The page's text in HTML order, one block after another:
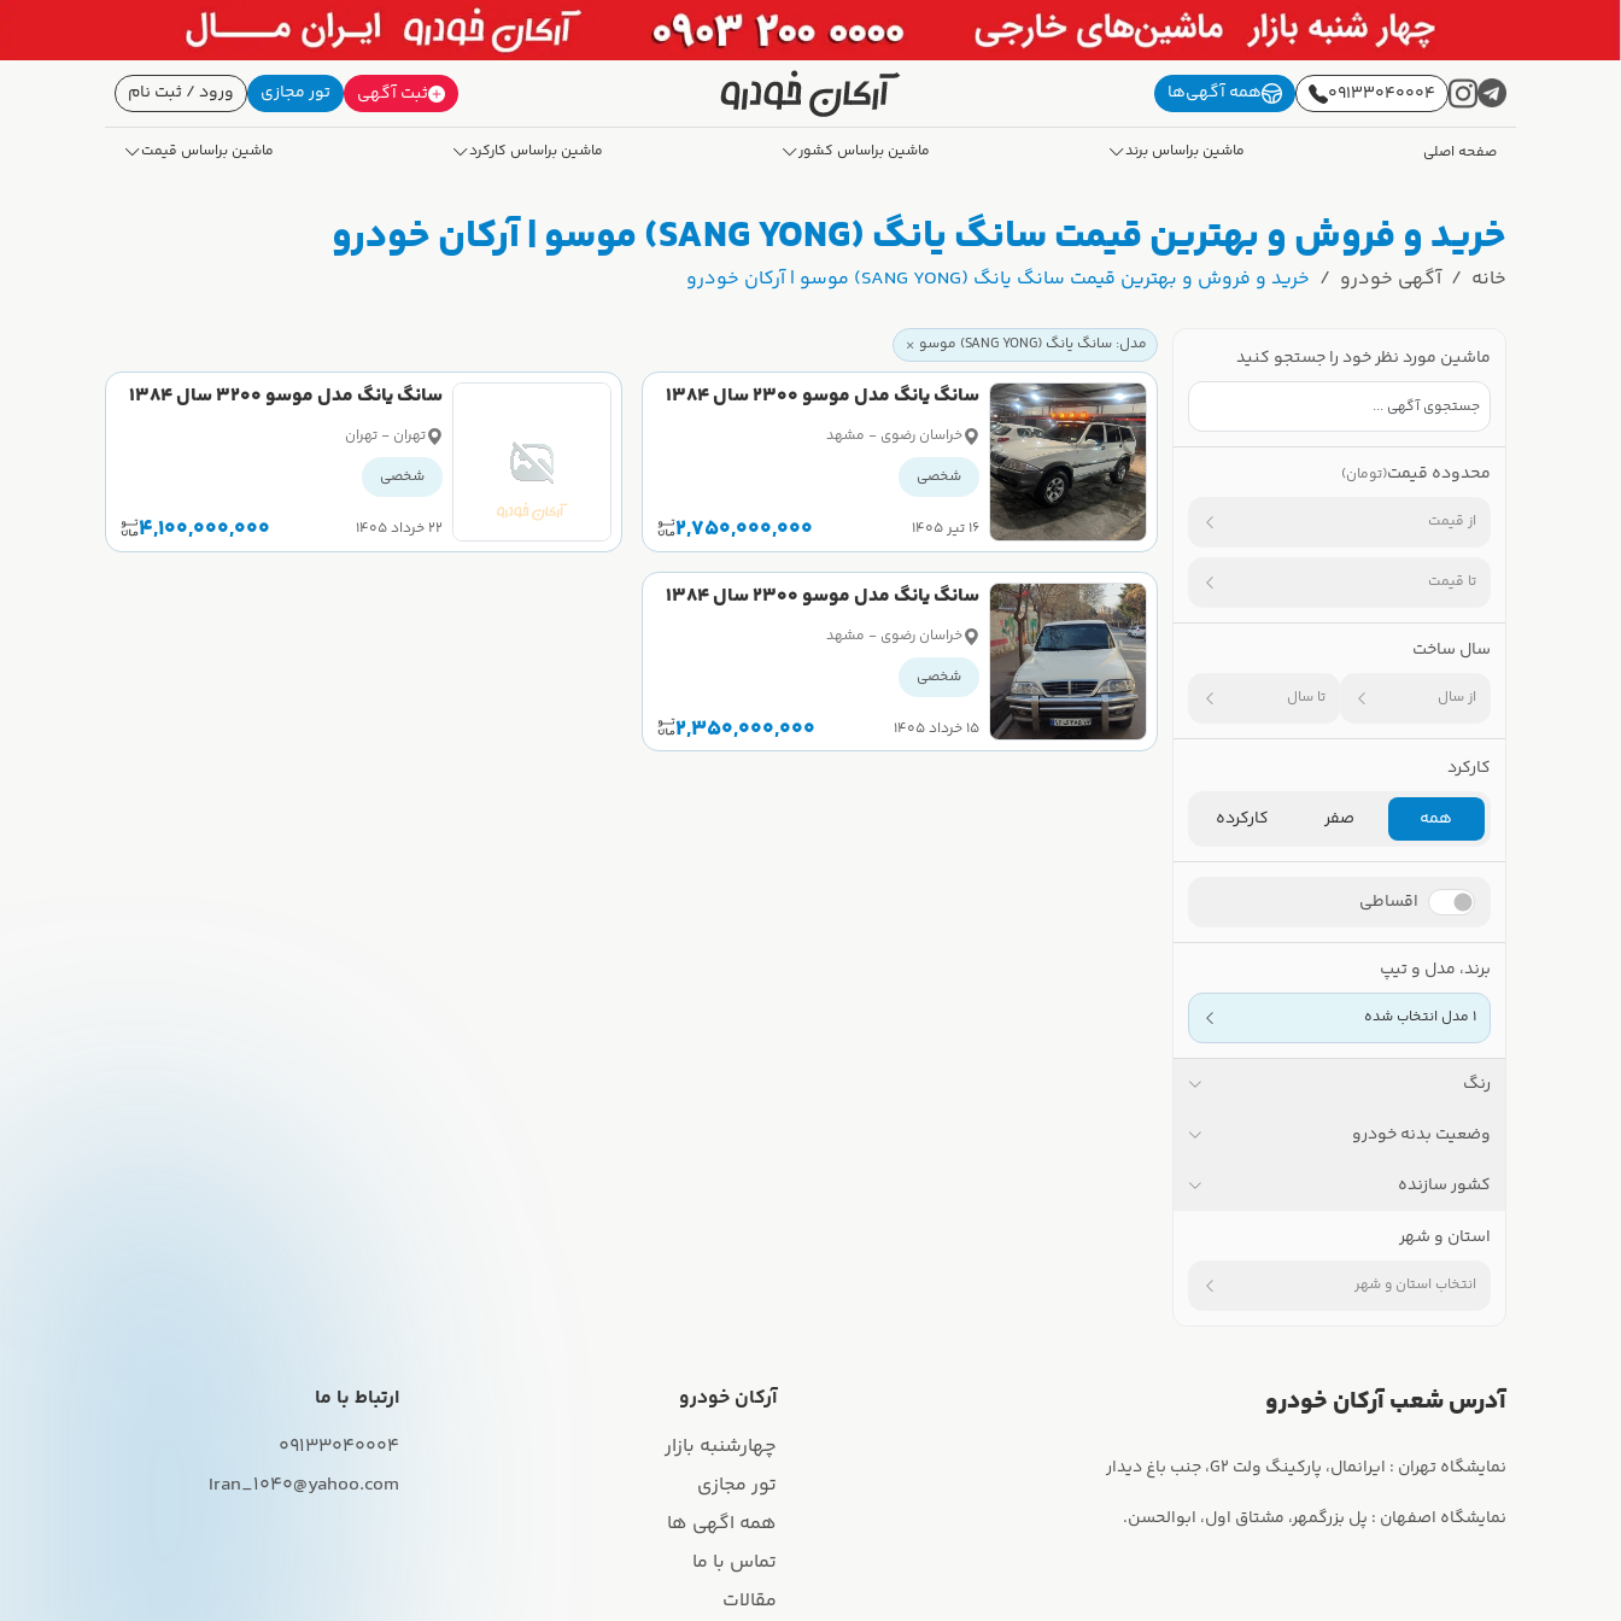
09133040004 همه آگهی‌ها ثبت آگهی تور مجازی ورود / ثبت نام
صفحه اصلی ماشین براساس برند ماشین براساس کشور ماشین براساس کارکرد ماشین براساس قیمت
خرید و فروش و بهترین قیمت سانگ یانگ (SANG YONG) موسو | آرکان خودرو
خانه آگهی خودرو خرید و فروش و بهترین قیمت سانگ یانگ (SANG YONG) موسو | آرکان خودرو
ماشین مورد نظر خود را جستجو کنید
محدوده قیمت(تومان)
از قیمت
تا قیمت
سال ساخت
از سال تا سال
کارکرد
همه
صفر کارکرده
اقساطی
برند، مدل و تیپ
1 مدل انتخاب شده
رنگ
وضعیت بدنه خودرو
کشور سازنده
استان و شهر
انتخاب استان و شهر
مدل: سانگ یانگ (SANG YONG) موسو
سانگ یانگ مدل موسو 2300 سال 1384
کارکرده
خراسان رضوی - مشهد
شخصی
۱۶ تیر ۱۴۰۵ 2,750,000,000
سانگ یانگ مدل موسو 3200 سال 1384
کارکرده
تهران - تهران
شخصی
۲۲ خرداد ۱۴۰۵ 4,100,000,000
سانگ یانگ مدل موسو 2300 سال 1384
کارکرده
خراسان رضوی - مشهد
شخصی
۱۵ خرداد ۱۴۰۵ 2,350,000,000
آدرس شعب آرکان خودرو
نمایشگاه اصفهان : پل بزرگمهر، مشتاق اول، ابوالحسن.
آرکان خودرو
چهارشنبه بازار
تور مجازی
همه اگهی ها
تماس با ما
مقالات
ارتباط با ما
09133040004
Iran_1040@yahoo.com